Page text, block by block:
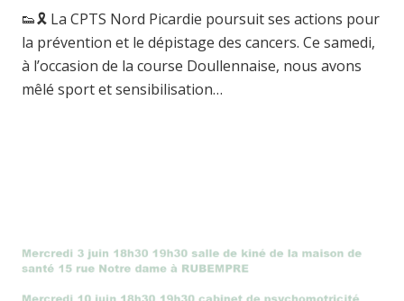
👟🎗️ La CPTS Nord Picardie poursuit ses actions pour
la prévention et le dépistage des cancers. Ce samedi,
à l’occasion de la course Doullennaise, nous avons
mêlé sport et sensibilisation…